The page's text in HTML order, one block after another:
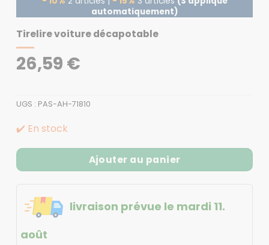
automatiquement)
Tirelire voiture décapotable
26,59 €
UGS : PAS-AH-71810
✔️ En stock
Ajouter au panier
livraison prévue le mardi 11.
août